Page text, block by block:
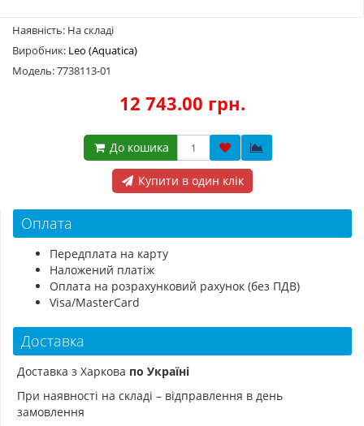
Наявність: На складі
Виробник: Leo (Aquatica)
Модель: 7738113-01
12 743.00 грн.
До кошика
Купити в один клік
Оплата
Передплата на карту
Наложений платіж
Оплата на розрахунковий рахунок (без ПДВ)
Visa/MasterCard
Доставка
Доставка з Харкова по Україні
При наявності на складі – відправлення в день
замовлення